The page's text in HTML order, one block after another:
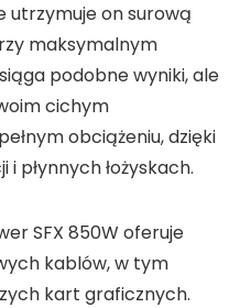
utrzymuje on surową
maksymalnym
podobne wyniki, ale
cichym
obciążeniu, dzięki
płynnych łożyskach.
SFX 850W oferuje
kablów, w tym
kart graficznych.